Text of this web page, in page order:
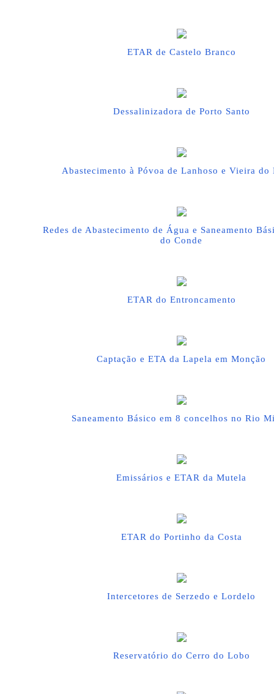
ETAR de Castelo Branco
Dessalinizadora de Porto Santo
Abastecimento à Póvoa de Lanhoso e Vieira do
Redes de Abastecimento de Água e Saneamento
do Conde
ETAR do Entroncamento
Captação e ETA da Lapela em Monção
Saneamento Básico em 8 concelhos no Rio
Emissários e ETAR da Mutela
ETAR do Portinho da Costa
Intercetores de Serzedo e Lordelo
Reservatório do Cerro do Lobo